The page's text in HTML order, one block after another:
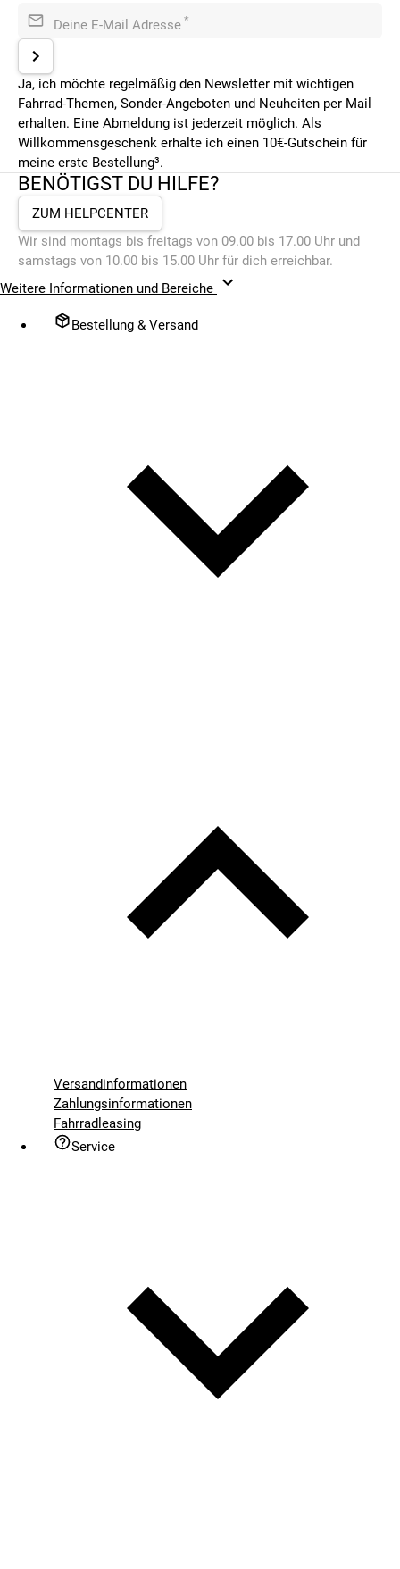
Deine E-Mail Adresse *
Ja, ich möchte regelmäßig den Newsletter mit wichtigen
Fahrrad-Themen, Sonder-Angeboten und Neuheiten per Mail
erhalten. Eine Abmeldung ist jederzeit möglich. Als
Willkommensgeschenk erhalte ich einen 10€-Gutschein für
meine erste Bestellung³.
BENÖTIGST DU HILFE?
ZUM HELPCENTER
Wir sind montags bis freitags von 09.00 bis 17.00 Uhr und
samstags von 10.00 bis 15.00 Uhr für dich erreichbar.
Weitere Informationen und Bereiche
Bestellung & Versand
Versandinformationen
Zahlungsinformationen
Fahrradleasing
Service